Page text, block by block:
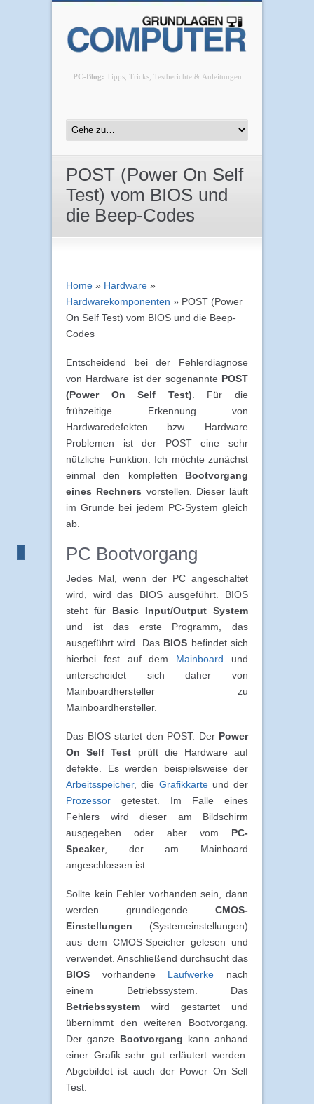
PC-Blog: Tipps, Tricks, Testberichte & Anleitungen
POST (Power On Self
Test) vom BIOS und
die Beep-Codes
Home » Hardware »
Hardwarekomponenten » POST (Power
On Self Test) vom BIOS und die Beep-
Codes
Entscheidend bei der Fehlerdiagnose
von Hardware ist der sogenannte POST
(Power On Self Test) . Für die
frühzeitige Erkennung von
Hardwaredefekten bzw. Hardware
Problemen ist der POST eine sehr
nützliche Funktion. Ich möchte zunächst
einmal den kompletten Bootvorgang
eines Rechners vorstellen. Dieser läuft
im Grunde bei jedem PC-System gleich
ab.
PC Bootvorgang
Jedes Mal, wenn der PC angeschaltet
wird, wird das BIOS ausgeführt. BIOS
steht für Basic Input/Output System
und ist das erste Programm, das
ausgeführt wird. Das BIOS befindet sich
hierbei fest auf dem Mainboard und
unterscheidet sich daher von
Mainboardhersteller zu
Mainboardhersteller.
Das BIOS startet den POST. Der Power
On Self Test prüft die Hardware auf
defekte. Es werden beispielsweise der
Arbeitsspeicher, die Grafikkarteund der
Prozessor getestet. Im Falle eines
Fehlers wird dieser am Bildschirm
ausgegeben oder aber vom PC-
Speaker, der am Mainboard
angeschlossen ist.
Sollte kein Fehler vorhanden sein, dann
werden grundlegende CMOS-
Einstellungen (Systemeinstellungen)
aus dem CMOS-Speicher gelesen und
verwendet. Anschließend durchsucht das
BIOS vorhandene Laufwerke nach
einem Betriebssystem. Das
Betriebssystem wird gestartet und
übernimmt den weiteren Bootvorgang.
Der ganze Bootvorgang kann anhand
einer Grafik sehr gut erläutert werden.
Abgebildet ist auch der Power On Self
Test.